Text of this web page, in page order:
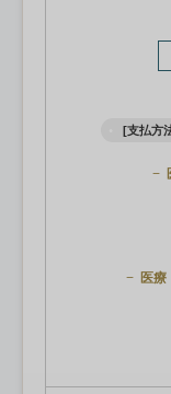
[支払方
医